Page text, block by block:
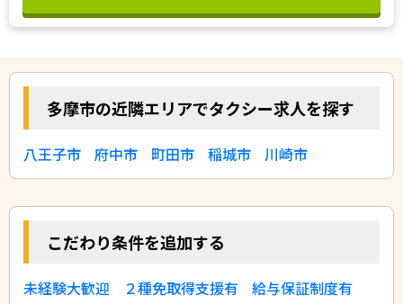
多摩市の近隣エリアでタクシー求人を探す
八王子市 府中市 町田市 稲城市 川崎市
こだわり条件を追加する
未経験大歓迎 ２種免取得支援有
給与保証制度有